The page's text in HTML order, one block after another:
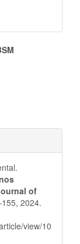
of
2024.
view/10